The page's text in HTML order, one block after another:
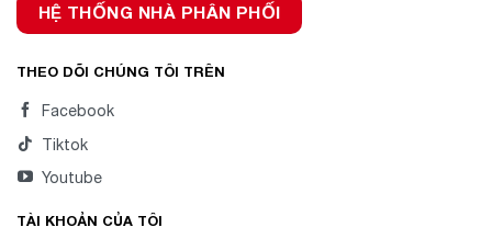
HỆ THỐNG NHÀ PHÂN PHỐI
THEO DÕI CHÚNG TÔI TRÊN
Facebook
Tiktok
Youtube
TÀI KHOẢN CỦA TÔI